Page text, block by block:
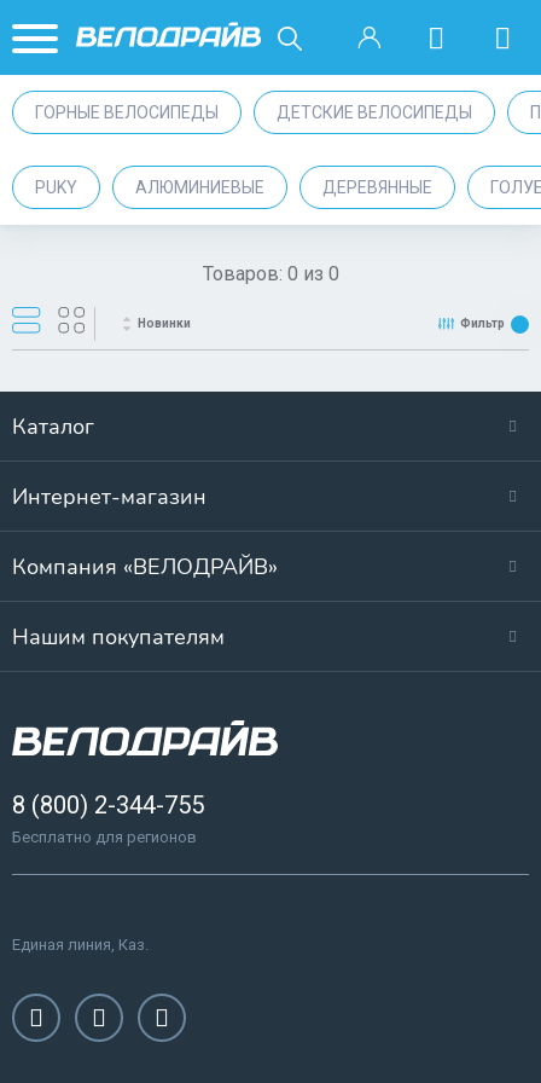
ГОРНЫЕ ВЕЛОСИПЕДЫ ДЕТСКИЕ ВЕЛОСИПЕДЫ
PUKY АЛЮМИНИЕВЫЕ ДЕРЕВЯННЫЕ
Товаров: 0 из 0
Новинки Фильтр
Каталог
Интернет-магазин
Компания «ВЕЛОДРАЙВ»
Нашим покупателям
8 (800) 2-344-755
Бесплатно для регионов
Единая линия, Каз.